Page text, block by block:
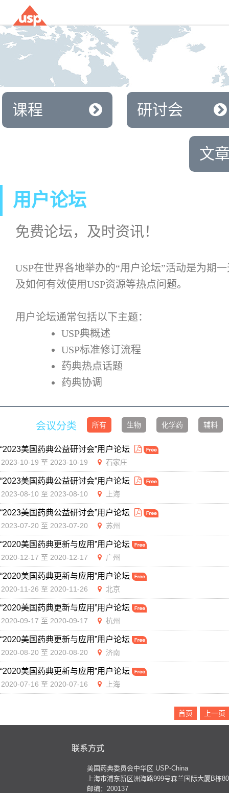
课程 研讨会
文
用户论坛
免费论坛，及时资讯！
USP在世界各地举办的“用户论坛”活动是为期
及如何有效使用USP资源等热点问题。
用户论坛通常包括以下主题：
USP典概述
USP标准修订流程
药典热点话题
药典协调
会议分类 所有 生物 化学药 辅料
“2023美国药典公益研讨会”用户论坛
2023-10-19 至 2023-10-19 石家庄
“2023美国药典公益研讨会”用户论坛
2023-08-10 至 2023-08-10 上海
“2023美国药典公益研讨会”用户论坛
2023-07-20 至 2023-07-20 苏州
“2020美国药典更新与应用”用户论坛
2020-12-17 至 2020-12-17 广州
“2020美国药典更新与应用”用户论坛
2020-11-26 至 2020-11-26 北京
“2020美国药典更新与应用”用户论坛
2020-09-17 至 2020-09-17 杭州
“2020美国药典更新与应用”用户论坛
2020-08-20 至 2020-08-20 济南
“2020美国药典更新与应用”用户论坛
2020-07-16 至 2020-07-16 上海
首页 上一页
联系方式
美国药典委员会中华区 USP-China
上海市浦东新区洲海路999号森兰国际大厦B栋
邮编：200137